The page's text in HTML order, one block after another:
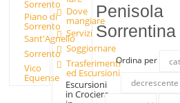
Sorrento
Piano di
Sorrento
Sant'Agnello
Sorrento
Vico
Equense
Dove
mangiare
Servizi
Soggiornare
Trasferimenti
ed Escursioni
Escursioni
in Crociera
Penisola
Sorrentina
Ordina per